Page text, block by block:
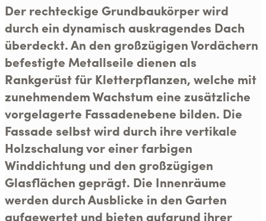
Der rechteckige Grundbaukörper wird
durch ein dynamisch auskragendes Dach
überdeckt. An den großzügigen Vordächern
befestigte Metallseile dienen als
Rankgerüst für Kletterpflanzen, welche mit
zunehmendem Wachstum eine zusätzliche
vorgelagerte Fassadenebene bilden. Die
Fassade selbst wird durch ihre vertikale
Holzschalung vor einer farbigen
Winddichtung und den großzügigen
Glasflächen geprägt. Die Innenräume
werden durch Ausblicke in den Garten
aufgewertet und bieten aufgrund ihrer